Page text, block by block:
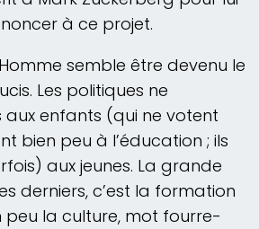
à ce projet.
semble être devenu le
Les politiques ne
aux enfants (qui ne votent
bien peu à l’éducation ; ils
aux jeunes. La grande
derniers, c’est la formation
peu la culture, mot fourre-